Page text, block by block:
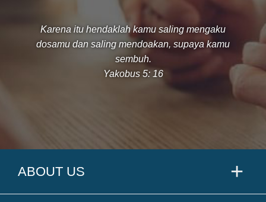
Karena itu hendaklah kamu saling mengaku
dosamu dan saling mendoakan, supaya kamu
sembuh.
Yakobus 5: 16
ABOUT US